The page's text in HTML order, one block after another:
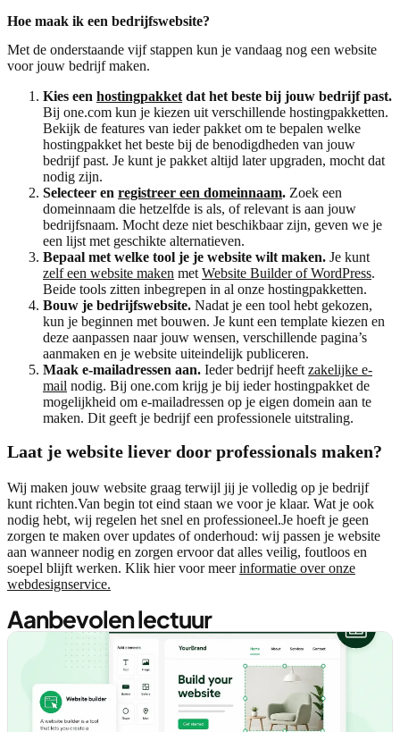
Hoe maak ik een bedrijfswebsite?
Met de onderstaande vijf stappen kun je vandaag nog een website
voor jouw bedrijf maken.
Kies een hostingpakket dat het beste bij jouw bedrijf past.
Bij one.com kun je kiezen uit verschillende hostingpakketten.
Bekijk de features van ieder pakket om te bepalen welke
hostingpakket het beste bij de benodigdheden van jouw
bedrijf past. Je kunt je pakket altijd later upgraden, mocht dat
nodig zijn.
Selecteer en registreer een domeinnaam. Zoek een
domeinnaam die hetzelfde is als, of relevant is aan jouw
bedrijfsnaam. Mocht deze niet beschikbaar zijn, geven we je
een lijst met geschikte alternatieven.
Bepaal met welke tool je je website wilt maken. Je kunt
zelf een website maken met Website Builder of WordPress.
Beide tools zitten inbegrepen in al onze hostingpakketten.
Bouw je bedrijfswebsite. Nadat je een tool hebt gekozen,
kun je beginnen met bouwen. Je kunt een template kiezen en
deze aanpassen naar jouw wensen, verschillende pagina’s
aanmaken en je website uiteindelijk publiceren.
Maak e-mailadressen aan. Ieder bedrijf heeft zakelijke e-
mail nodig. Bij one.com krijg je bij ieder hostingpakket de
mogelijkheid om e-mailadressen op je eigen domein aan te
maken. Dit geeft je bedrijf een professionele uitstraling.
Laat je website liever door professionals maken?
Wij maken jouw website graag terwijl jij je volledig op je bedrijf
kunt richten.Van begin tot eind staan we voor je klaar. Wat je ook
nodig hebt, wij regelen het snel en professioneel.Je hoeft je geen
zorgen te maken over updates of onderhoud: wij passen je website
aan wanneer nodig en zorgen ervoor dat alles veilig, foutloos en
soepel blijft werken. Klik hier voor meerinformatie over onze
webdesignservice.
Aanbevolen lectuur